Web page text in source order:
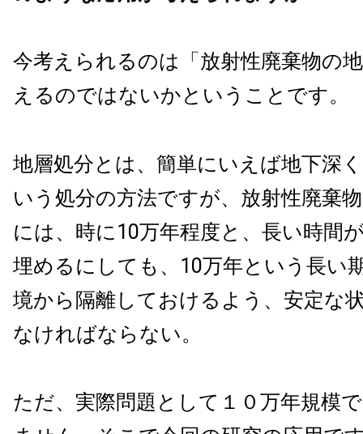
今考えられるのは「放射性廃棄物の
えるのではないかということです。
地層処分とは、簡単にいえば地下深
いう処分の方法ですが、放射性廃棄
には、時に10万年程度と、長い時間
埋めるにしても、10万年という長い
境から隔離しておけるよう、安定な
なければならない。
ただ、実際問題として１０万年規模